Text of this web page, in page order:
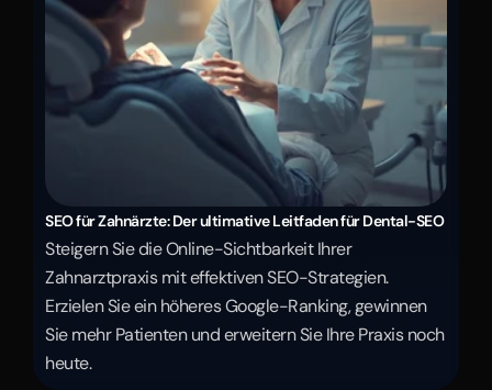
SEO für Zahnärzte: Der ultimative Leitfaden für Dental-SEO
Steigern Sie die Online-Sichtbarkeit Ihrer
Zahnarztpraxis mit effektiven SEO-Strategien.
Erzielen Sie ein höheres Google-Ranking, gewinnen
Sie mehr Patienten und erweitern Sie Ihre Praxis noch
heute.